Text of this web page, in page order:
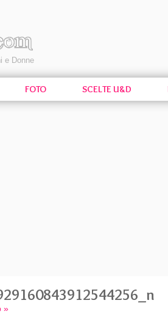
e Donne
FOTO SCELTE U&D
»